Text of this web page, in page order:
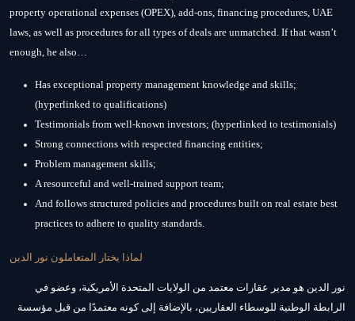
property operational expenses (OPEX), add-ons, financing procedures, UAE
laws, as well as procedures for all types of deals are unmatched. If that wasn’t
enough, he also…
Has exceptional property management knowledge and skills;
(hyperlinked to qualifications)
Testimonials from well-known investors; (hyperlinked to testimonials)
Strong connections with respected financing entities;
Problem management skills;
A resourceful and well-trained support team;
And follows structured policies and procedures built on real estate best
practices to adhere to quality standards.
لماذا يختار المتعاملون نور الدين
نور الدين هو مدير عقارات معتمد من الولايات المتحدة الأمريكية، وعضو في
الرابطة الوطنية للوسطاء العقاريين، بالإضافة إلى كونه معتمدًا من قبل مؤسسة